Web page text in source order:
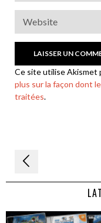
Ce site utilise Akismet
plus sur la façon dont
traitées.
Navigation
de